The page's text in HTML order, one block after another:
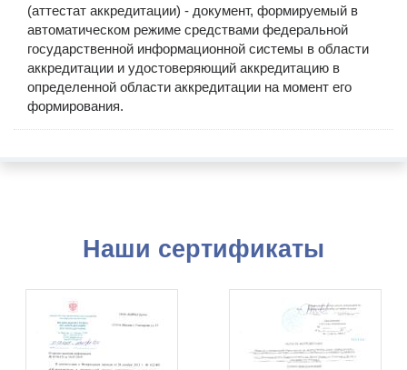
(аттестат аккредитации) - документ, формируемый в
автоматическом режиме средствами федеральной
государственной информационной системы в области
аккредитации и удостоверяющий аккредитацию в
определенной области аккредитации на момент его
формирования.
Наши сертификаты